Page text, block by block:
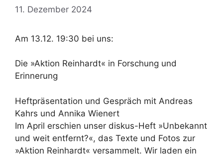
11. Dezember 2024
Am 13.12. 19:30 bei uns:
Die »Aktion Reinhardt« in Forschung und
Erinnerung
Heftpräsentation und Gespräch mit Andreas
Kahrs und Annika Wienert
Im April erschien unser diskus-Heft »Unbekannt
und weit entfernt?«, das Texte und Fotos zur
»Aktion Reinhardt« versammelt. Wir laden ein